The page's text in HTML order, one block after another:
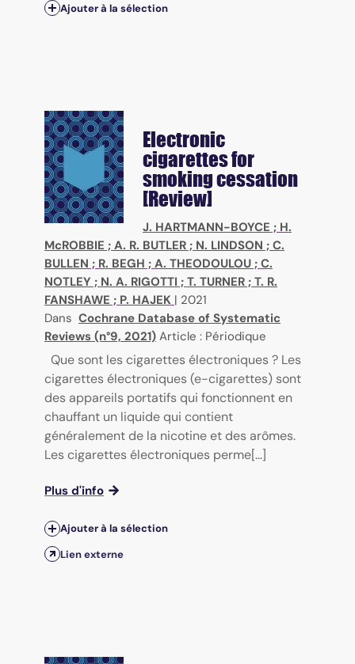
Ajouter à la sélection
Electronic
cigarettes for
smoking cessation
[Review]
J. HARTMANN-BOYCE ; H.
McROBBIE ; A. R. BUTLER ; N. LINDSON ; C.
BULLEN ; R. BEGH ; A. THEODOULOU ; C.
NOTLEY ; N. A. RIGOTTI ; T. TURNER ; T. R.
FANSHAWE ; P. HAJEK | 2021
Dans Cochrane Database of Systematic
Reviews (n°9, 2021) Article : Périodique
Que sont les cigarettes électroniques ? Les
cigarettes électroniques (e-cigarettes) sont
des appareils portatifs qui fonctionnent en
chauffant un liquide qui contient
généralement de la nicotine et des arômes.
Les cigarettes électroniques perme[...]
Plus d'info
Ajouter à la sélection
Lien externe